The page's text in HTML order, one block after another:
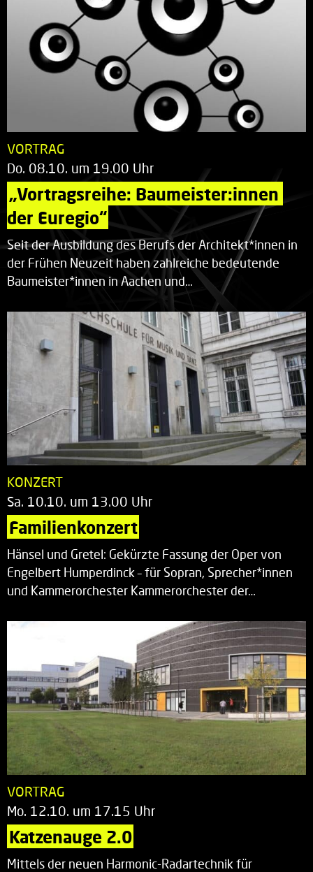
VORTRAG
Do. 08.10. um 19.00 Uhr
„Vortragsreihe: Baumeister:innen
der Euregio“
Seit der Ausbildung des Berufs der Architekt*innen in
der Frühen Neuzeit haben zahlreiche bedeutende
Baumeister*innen in Aachen und…
KONZERT
Sa. 10.10. um 13.00 Uhr
Familienkonzert
Hänsel und Gretel: Gekürzte Fassung der Oper von
Engelbert Humperdinck – für Sopran, Sprecher*innen
und Kammerorchester Kammerorchester der…
VORTRAG
Mo. 12.10. um 17.15 Uhr
Katzenauge 2.0
Mittels der neuen Harmonic-Radartechnik für